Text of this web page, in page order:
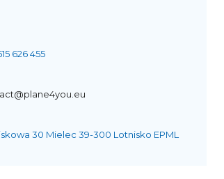
626 455
30 Mielec 39-300 Lotnisko EPML